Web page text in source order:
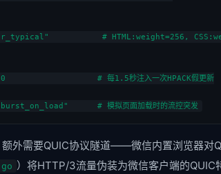
# HTML:weight=256,
# 每1.5秒注入一次HPACK假更新
# 模拟页面加载时的流控突发
额外需要QUIC协议隧道——微信内置浏览器对
）将HTTP/3流量伪装为微信客户端的QUIC